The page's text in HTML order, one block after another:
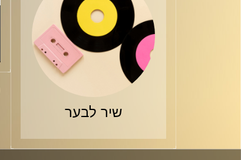
שיר לבער